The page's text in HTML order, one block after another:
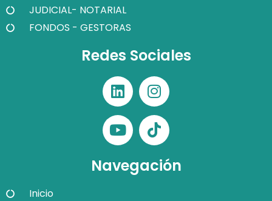
JUDICIAL- NOTARIAL
FONDOS - GESTORAS
Redes Sociales
Navegación
Inicio